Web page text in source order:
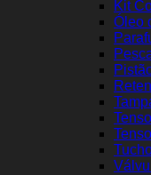
Kit
Óleo